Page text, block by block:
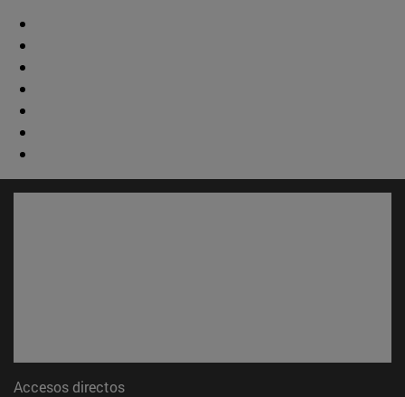
Accesos directos